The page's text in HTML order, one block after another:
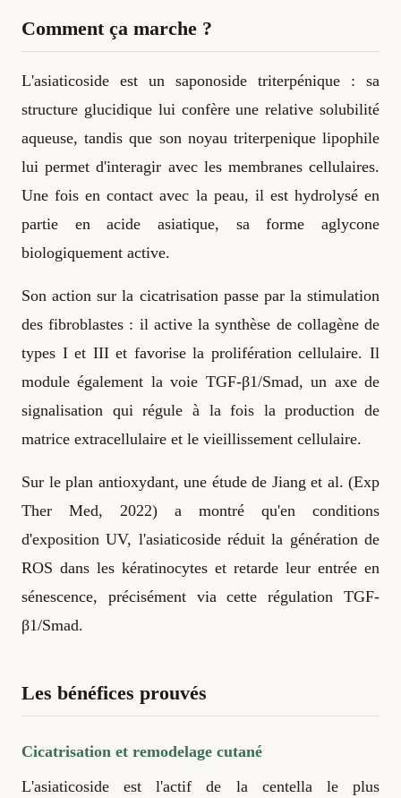
Comment ça marche ?
L'asiaticoside est un saponoside triterpénique : sa
structure glucidique lui confère une relative solubilité
aqueuse, tandis que son noyau triterpenique lipophile
lui permet d'interagir avec les membranes cellulaires.
Une fois en contact avec la peau, il est hydrolysé en
partie en acide asiatique, sa forme aglycone
biologiquement active.
Son action sur la cicatrisation passe par la stimulation
des fibroblastes : il active la synthèse de collagène de
types I et III et favorise la prolifération cellulaire. Il
module également la voie TGF-β1/Smad, un axe de
signalisation qui régule à la fois la production de
matrice extracellulaire et le vieillissement cellulaire.
Sur le plan antioxydant, une étude de Jiang et al. (Exp
Ther Med, 2022) a montré qu'en conditions
d'exposition UV, l'asiaticoside réduit la génération de
ROS dans les kératinocytes et retarde leur entrée en
sénescence, précisément via cette régulation TGF-
β1/Smad.
Les bénéfices prouvés
Cicatrisation et remodelage cutané
L'asiaticoside est l'actif de la centella le plus